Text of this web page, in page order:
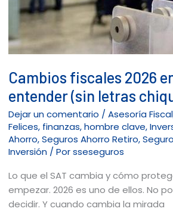
Cambios fiscales 2026
entender (sin letras
Dejar un comentario /Asesoría Fiscal
Felices, finanzas,hombre clave,
Ahorro,Seguros Ahorro Retiro,
Inversión / Porsseseguros
Lo que el SAT cambia y cómo
empezar. 2026 es uno de ellos. No
decidir. Y cuando cambia la mirada
sí
deben
(sin
letras